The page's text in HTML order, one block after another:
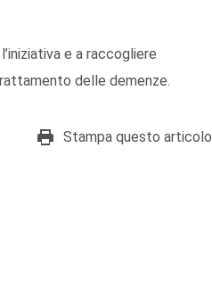
e a raccogliere
delle demenze.
Stampa questo articolo